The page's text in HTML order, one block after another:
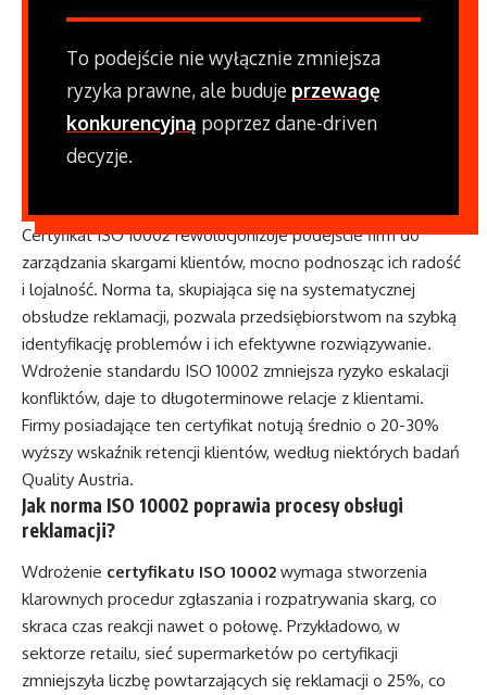
To podejście nie wyłącznie zmniejsza
ryzyka prawne, ale buduje przewagę
konkurencyjną poprzez dane-driven
decyzje.
Certyfikat ISO 10002 rewolucjonizuje podejście firm do
zarządzania skargami klientów, mocno podnosząc ich radość
i lojalność. Norma ta, skupiająca się na systematycznej
obsłudze reklamacji, pozwala przedsiębiorstwom na szybką
identyfikację problemów i ich efektywne rozwiązywanie.
Wdrożenie standardu ISO 10002 zmniejsza ryzyko eskalacji
konfliktów, daje to długoterminowe relacje z klientami.
Firmy posiadające ten certyfikat notują średnio o 20-30%
wyższy wskaźnik retencji klientów, według niektórych badań
Quality Austria.
Jak norma ISO 10002 poprawia procesy obsługi
reklamacji?
Wdrożenie certyfikatu ISO 10002 wymaga stworzenia
klarownych procedur zgłaszania i rozpatrywania skarg, co
skraca czas reakcji nawet o połowę. Przykładowo, w
sektorze retailu, sieć supermarketów po certyfikacji
zmniejszyła liczbę powtarzających się reklamacji o 25%, co